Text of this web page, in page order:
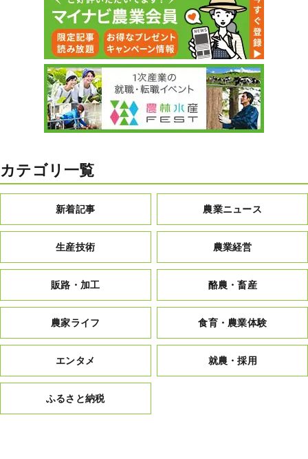
カテゴリ一覧
新着記事 農業ニュース
生産技術 農業経営
販路・加工 酪農・畜産
農家ライフ 食育・農業体験
エンタメ 就農・採用
ふるさと納税